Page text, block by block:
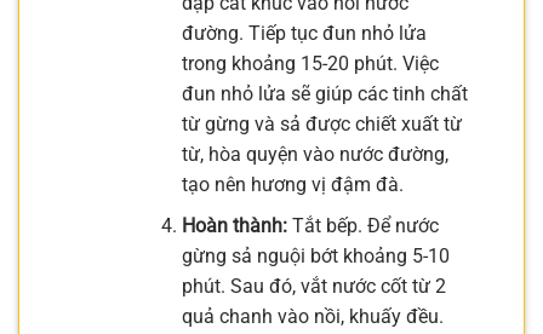
đường. Tiếp tục đun nhỏ lửa
trong khoảng 15-20 phút. Việc
đun nhỏ lửa sẽ giúp các tinh chất
từ gừng và sả được chiết xuất từ
từ, hòa quyện vào nước đường,
tạo nên hương vị đậm đà.
Hoàn thành:Tắt bếp. Để nước
gừng sả nguội bớt khoảng 5-10
phút. Sau đó, vắt nước cốt từ 2
quả chanh vào nồi, khuấy đều.